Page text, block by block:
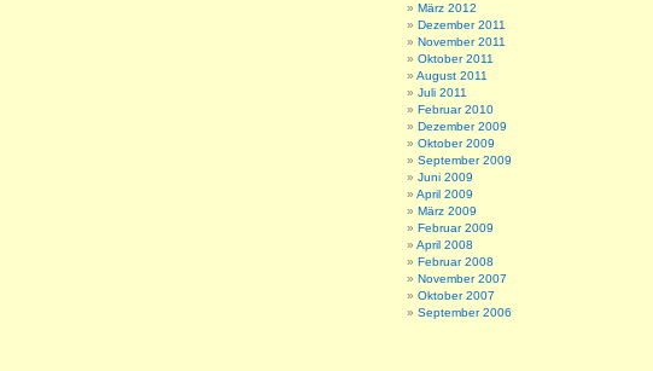
März 2012
Dezember 2011
November 2011
Oktober 2011
August 2011
Juli 2011
Februar 2010
Dezember 2009
Oktober 2009
September 2009
Juni 2009
April 2009
März 2009
Februar 2009
April 2008
Februar 2008
November 2007
Oktober 2007
September 2006